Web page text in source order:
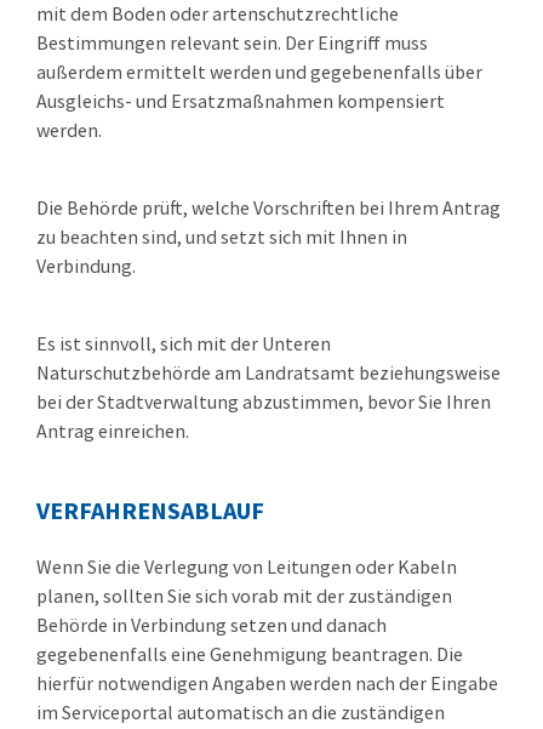
mit dem Boden oder artenschutzrechtliche
Bestimmungen relevant sein. Der Eingriff muss
außerdem ermittelt werden und gegebenenfalls über
Ausgleichs- und Ersatzmaßnahmen kompensiert
werden.
Die Behörde prüft, welche Vorschriften bei Ihrem Antrag
zu beachten sind, und setzt sich mit Ihnen in
Verbindung.
Es ist sinnvoll, sich mit der Unteren
Naturschutzbehörde am Landratsamt beziehungsweise
bei der Stadtverwaltung abzustimmen, bevor Sie Ihren
Antrag einreichen.
VERFAHRENSABLAUF
Wenn Sie die Verlegung von Leitungen oder Kabeln
planen, sollten Sie sich vorab mit der zuständigen
Behörde in Verbindung setzen und danach
gegebenenfalls eine Genehmigung beantragen. Die
hierfür notwendigen Angaben werden nach der Eingabe
im Serviceportal automatisch an die zuständigen